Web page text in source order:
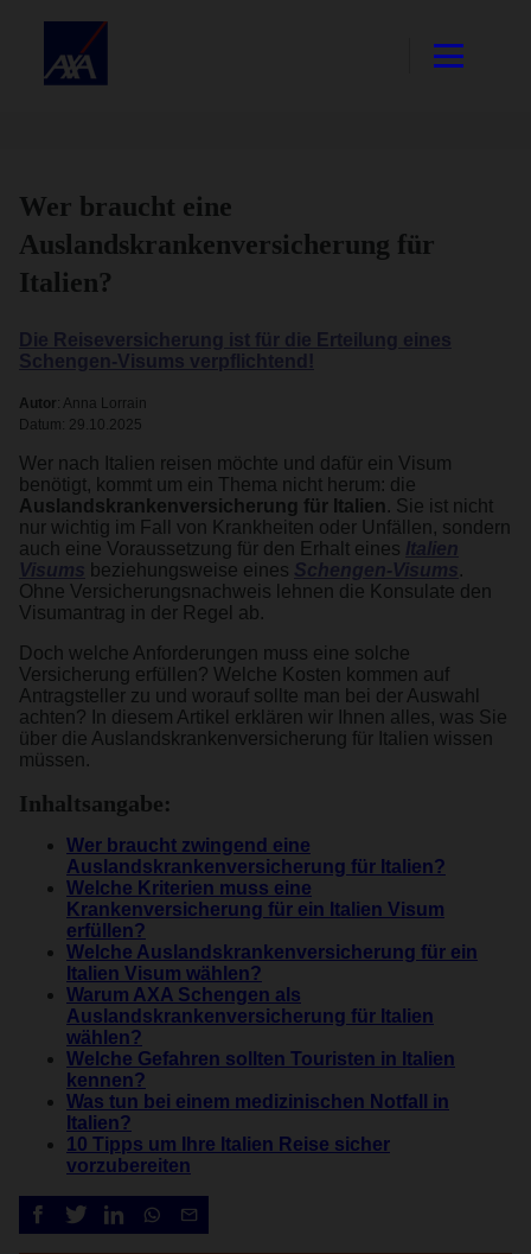
Wer braucht eine
Auslandskrankenversicherung für
Italien?
Die Reiseversicherung ist für die Erteilung eines
Schengen-Visums verpflichtend!
Autor: Anna Lorrain
Datum: 29.10.2025
Wer nach Italien reisen möchte und dafür ein Visum
benötigt, kommt um ein Thema nicht herum: die
Auslandskrankenversicherung für Italien. Sie ist nicht
nur wichtig im Fall von Krankheiten oder Unfällen, sondern
auch eine Voraussetzung für den Erhalt eines Italien
Visums beziehungsweise eines Schengen-Visums.
Ohne Versicherungsnachweis lehnen die Konsulate den
Visumantrag in der Regel ab.
Doch welche Anforderungen muss eine solche
Versicherung erfüllen? Welche Kosten kommen auf
Antragsteller zu und worauf sollte man bei der Auswahl
achten? In diesem Artikel erklären wir Ihnen alles, was Sie
über die Auslandskrankenversicherung für Italien wissen
müssen.
Inhaltsangabe:
Wer braucht zwingend eine
Auslandskrankenversicherung für Italien?
Welche Kriterien muss eine
Krankenversicherung für ein Italien Visum
erfüllen?
Welche Auslandskrankenversicherung für ein
Italien Visum wählen?
Warum AXA Schengen als
Auslandskrankenversicherung für Italien
wählen?
Welche Gefahren sollten Touristen in Italien
kennen?
Was tun bei einem medizinischen Notfall in
Italien?
10 Tipps um Ihre Italien Reise sicher
vorzubereiten